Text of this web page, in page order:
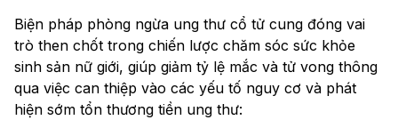
Biện pháp phòng ngừa ung thư cổ tử cung đóng vai
trò then chốt trong chiến lược chăm sóc sức khỏe
sinh sản nữ giới, giúp giảm tỷ lệ mắc và tử vong thông
qua việc can thiệp vào các yếu tố nguy cơ và phát
hiện sớm tổn thương tiền ung thư: